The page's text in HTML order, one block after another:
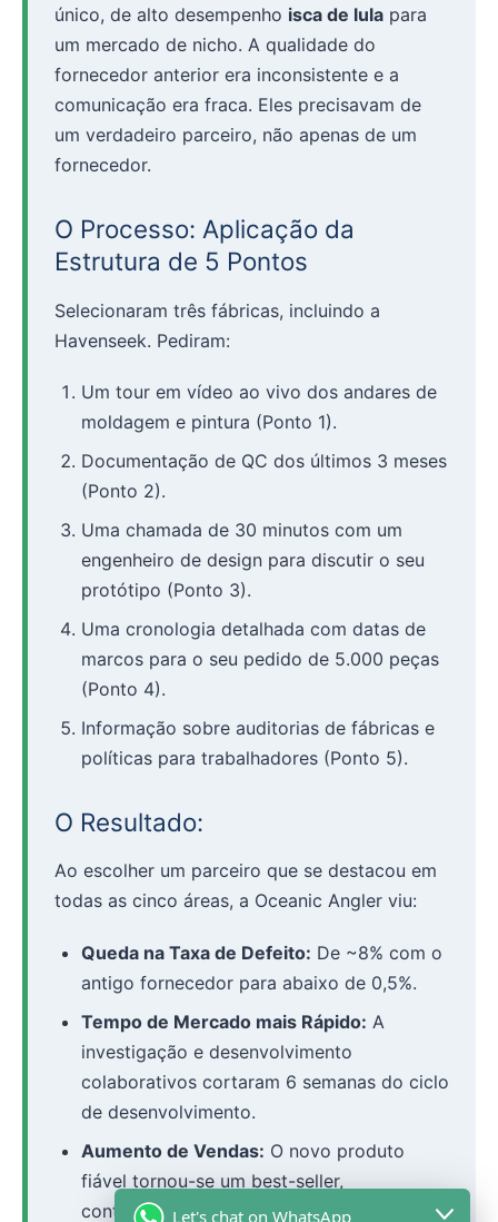
único, de alto desempenho isca de lula para
um mercado de nicho. A qualidade do
fornecedor anterior era inconsistente e a
comunicação era fraca. Eles precisavam de
um verdadeiro parceiro, não apenas de um
fornecedor.
O Processo: Aplicação da
Estrutura de 5 Pontos
Selecionaram três fábricas, incluindo a
Havenseek. Pediram:
Um tour em vídeo ao vivo dos andares de
moldagem e pintura (Ponto 1).
Documentação de QC dos últimos 3 meses
(Ponto 2).
Uma chamada de 30 minutos com um
engenheiro de design para discutir o seu
protótipo (Ponto 3).
Uma cronologia detalhada com datas de
marcos para o seu pedido de 5.000 peças
(Ponto 4).
Informação sobre auditorias de fábricas e
políticas para trabalhadores (Ponto 5).
O Resultado:
Ao escolher um parceiro que se destacou em
todas as cinco áreas, a Oceanic Angler viu:
Queda na Taxa de Defeito: De ~8% com o
antigo fornecedor para abaixo de 0,5%.
Tempo de Mercado mais Rápido: A
investigação e desenvolvimento
colaborativos cortaram 6 semanas do ciclo
de desenvolvimento.
Aumento de Vendas: O novo produto
fiável tornou-se um best-seller,
contribuindo para um aumento de 40% nos
Let's chat on WhatsApp